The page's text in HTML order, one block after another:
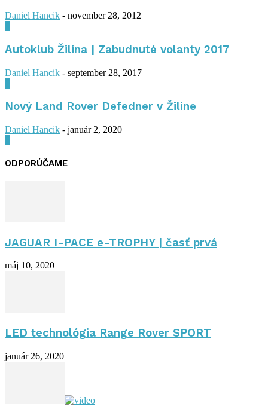
Daniel Hancik - november 28, 2012
Autoklub Žilina | Zabudnuté volanty 2017
Daniel Hancik - september 28, 2017
Nový Land Rover Defedner v Žiline
Daniel Hancik - január 2, 2020
ODPORÚČAME
JAGUAR I-PACE e-TROPHY | časť prvá
máj 10, 2020
LED technológia Range Rover SPORT
január 26, 2020